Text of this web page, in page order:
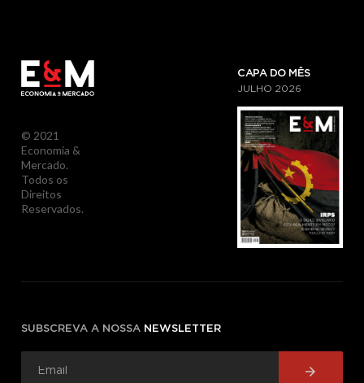
© 2021
Economia &
Mercado.
Todos os
Direitos
Reservados.
CAPA DO MÊS
JULHO 2026
SUBSCREVA A NOSSA NEWSLETTER